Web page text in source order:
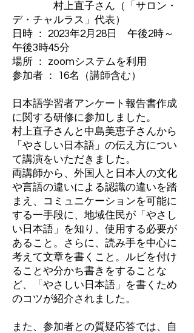
村上直子さん（「サロン・
デ・チャルラス」代表）
日時 ： 2023年2月28日 午後2時～
午後3時45分
場所 ： zoomシステムを利用
参加者 ： 16名（講師含む）
日本語学習者アンケート報告書作成
に関する研修に参加しました。
村上直子さんと中島美恵子さんから
「やさしい日本語」の伝え方につい
て講演をいただきました。
両講師から、外国人と日本人の文化
や言語の違いによる認識の違いを踏
まえ、コミュニケーションを可能に
する一手段に、地域住民が「やさし
い日本語」を知り、使用する必要が
あること。さらに、読み手を中心に
考えて文章を書くこと。ルビを付け
ることや分かち書きをすることな
ど、「やさしい日本語」を書くため
のコツが紹介されました。
また、参加者との質疑応答では、自